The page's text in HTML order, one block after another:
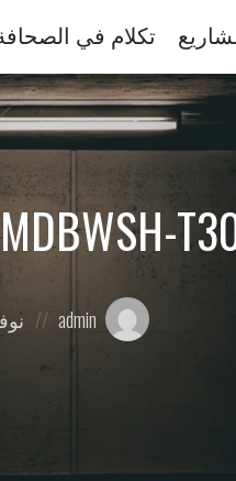
تكلام في
Posted
by:
admin
on